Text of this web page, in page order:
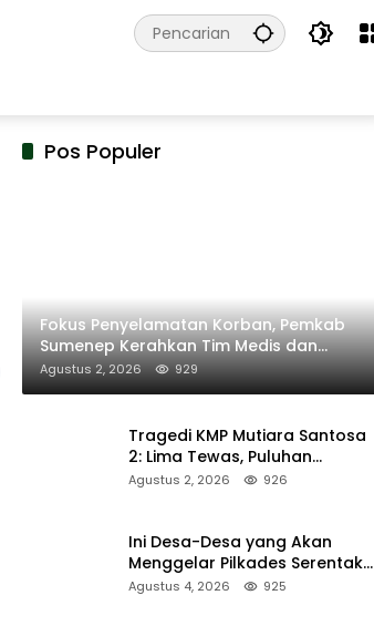
Pos Populer
Fokus Penyelamatan Korban, Pemkab
Sumenep Kerahkan Tim Medis dan
Ambulans ke Pelabuhan Kalianget
Agustus 2, 2026 929
Tragedi KMP Mutiara Santosa
2: Lima Tewas, Puluhan
Penumpang Masih Dalam
Agustus 2, 2026 926
Ini Desa-Desa yang Akan
Menggelar Pilkades Serentak
2027 di Kabupaten Sumenep
Agustus 4, 2026 925